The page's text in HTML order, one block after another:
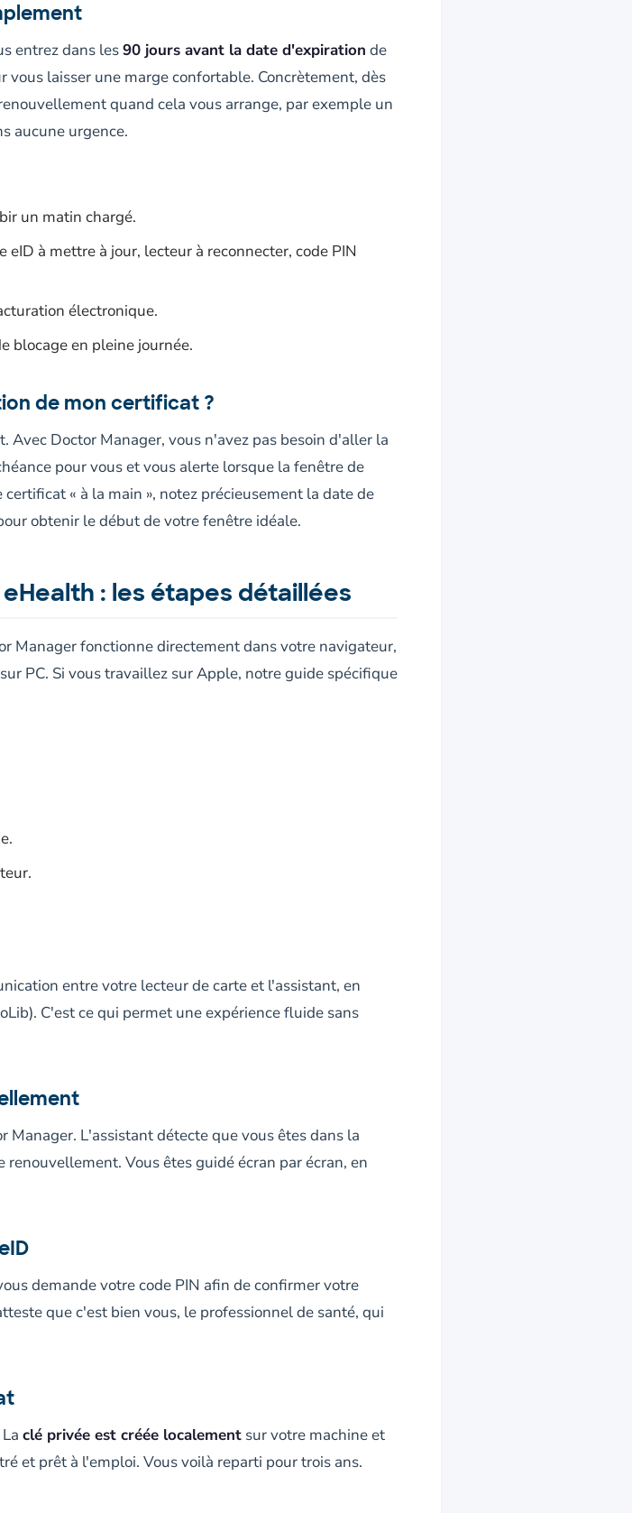
entrez dans les90 jours avant la date d'expiration de
laisser une marge confortable. Concrètement, dès
quand cela vous arrange, par exemple un
aucune urgence.
un matin chargé.
à mettre à jour, lecteur à reconnecter, code PIN
électronique.
blocage en pleine journée.
de mon certificat ?
Doctor Manager, vous n'avez pas besoin d'aller la
pour vous et vous alerte lorsque la fenêtre de
« à la main », notez précieusement la date de
obtenir le début de votre fenêtre idéale.
: les étapes détaillées
Manager fonctionne directement dans votre navigateur,
PC. Si vous travaillez sur Apple, notre guide spécifique
entre votre lecteur de carte et l'assistant, en
C'est ce qui permet une expérience fluide sans
L'assistant détecte que vous êtes dans la
Vous êtes guidé écran par écran, en
demande votre code PIN afin de confirmer votre
que c'est bien vous, le professionnel de santé, qui
clé privée est créée localement sur votre machine et
et prêt à l'emploi. Vous voilà reparti pour trois ans.